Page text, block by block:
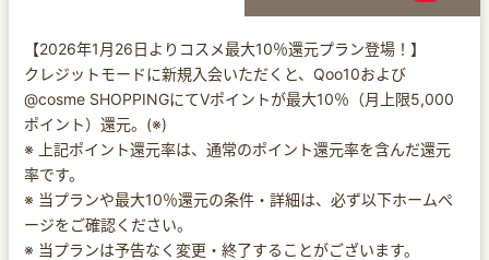
【2026年1月26日よりコスメ最大10％還元プラン登場！】
クレジットモードに新規入会いただくと、Qoo10および
@cosme SHOPPINGにてVポイントが最大10％（月上限5,000
ポイント）還元。(※)
※ 上記ポイント還元率は、通常のポイント還元率を含んだ還元
率です。
※ 当プランや最大10％還元の条件・詳細は、必ず以下ホームぺ
ージをご確認ください。
※ 当プランは予告なく変更・終了することがございます。